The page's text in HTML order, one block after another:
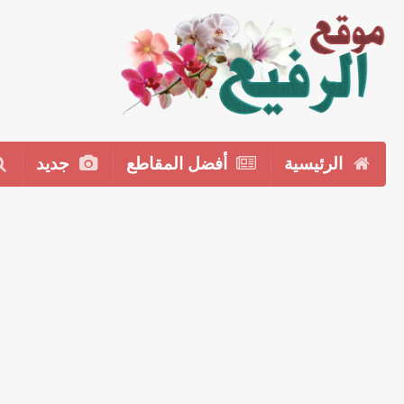
الرئيسية أفضل المقاطع جديد